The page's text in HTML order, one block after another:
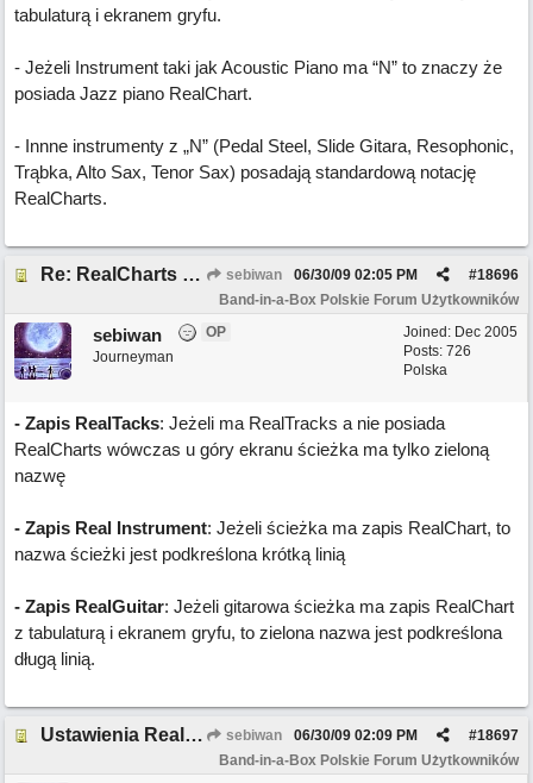
tabulaturą i ekranem gryfu.
- Jeżeli Instrument taki jak Acoustic Piano ma “N” to znaczy że
posiada Jazz piano RealChart.
- Innne instrumenty z „N” (Pedal Steel, Slide Gitara, Resophonic,
Trąbka, Alto Sax, Tenor Sax) posadają standardową notację
RealCharts.
Re: RealCharts C.D sebiwan #18696
06/30/09 02:05 PM
Band-in-a-Box Polskie Forum Użytkowników
Joined: Dec 2005
Posts: 726
Polska
sebiwan
OP
Journeyman
- Zapis RealTacks: Jeżeli ma RealTracks a nie posiada
RealCharts wówczas u góry ekranu ścieżka ma tylko zieloną
nazwę
- Zapis Real Instrument: Jeżeli ścieżka ma zapis RealChart, to
nazwa ścieżki jest podkreślona krótką linią
- Zapis RealGuitar: Jeżeli gitarowa ścieżka ma zapis RealChart
z tabulaturą i ekranem gryfu, to zielona nazwa jest podkreślona
długą linią.
Ustawienia RealCharts sebiwan #18697
06/30/09 02:09 PM
Band-in-a-Box Polskie Forum Użytkowników